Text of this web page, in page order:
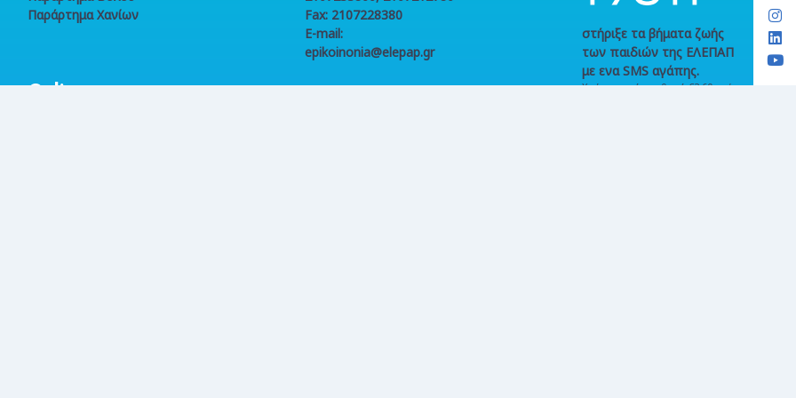
Παράρτημα Χανίων
Fax: 2107228380
E-mail:
epikoinonia@elepap.gr
στήριξε τα βήματα ζωής
των παιδιών της ΕΛΕΠΑΠ
με ενα SMS αγάπης.
Χρέωση από σταθερό €2,60 ανά